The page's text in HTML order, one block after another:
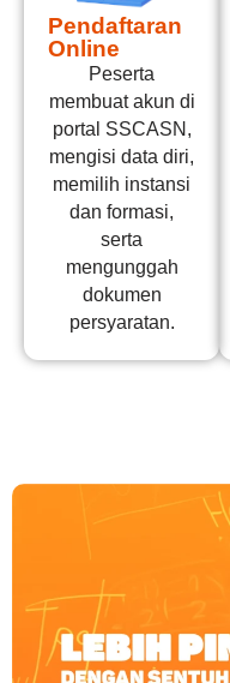
Pendaftaran
Online
Peserta
membuat akun di
portal SSCASN,
mengisi data diri,
memilih instansi
dan formasi,
serta
mengunggah
dokumen
persyaratan.